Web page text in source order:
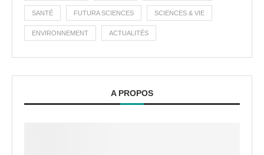
SANTÉ FUTURA SCIENCES SCIENCES & VIE
ENVIRONNEMENT ACTUALITÉS
A PROPOS